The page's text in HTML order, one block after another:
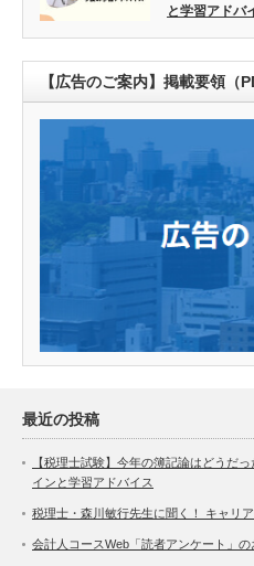
と学習アドバ
【広告のご案内】掲載要領（
最近の投稿
【税理士試験】今年の簿記論はどうだ
インと学習アドバイス
税理士・森川敏行先生に聞く！ キャリ
会計人コースWeb「読者アンケート」